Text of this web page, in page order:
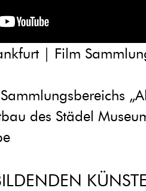
| Film
des Städel